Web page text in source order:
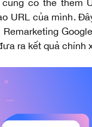
có thể thêm
URL của mình.
ra kết quả chính